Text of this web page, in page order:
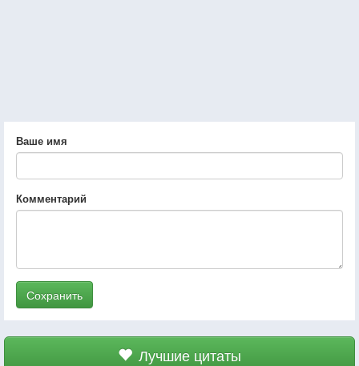
Ваше имя
Комментарий
Сохранить
Лучшие цитаты